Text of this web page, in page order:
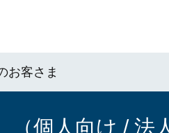
お客さま
個人向け / 法